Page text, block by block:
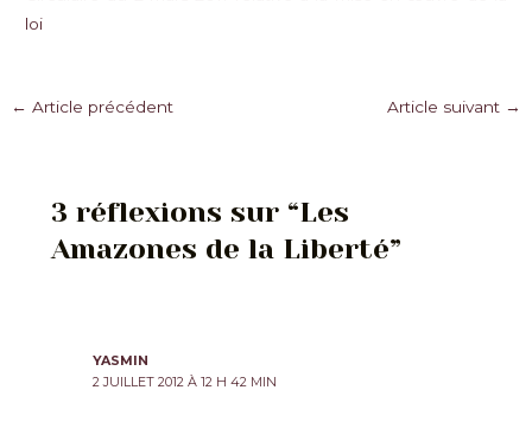
loi
Navigation
← Article précédent Article suivant →
3 réflexions sur “Les
Amazones de la Liberté”
YASMIN
2 JUILLET 2012 À 12 H 42 MIN